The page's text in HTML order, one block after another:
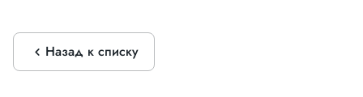
Назад к списку